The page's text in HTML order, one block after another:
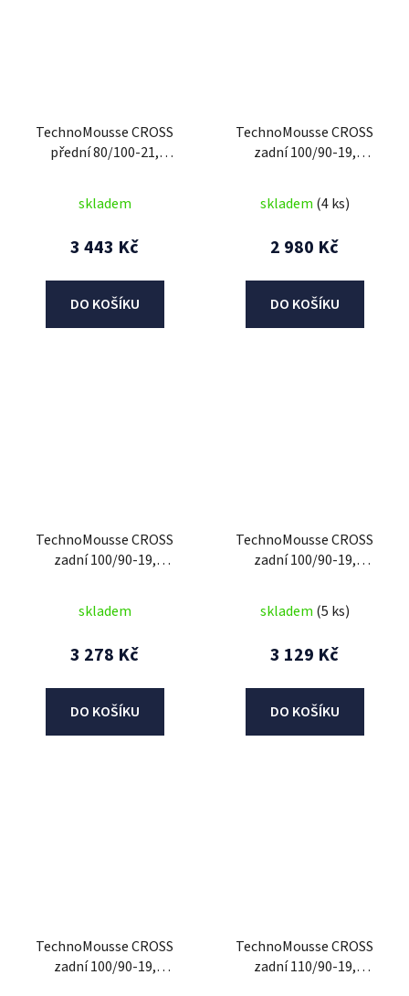
TechnoMousse CROSS
přední 80/100-21,
skladem
3 443 Kč
DO KOŠÍKU
TechnoMousse CROSS
zadní 100/90-19,
SERIES , standardní
směs)
skladem (4 ks)
2 980 Kč
DO KOŠÍKU
TechnoMousse CROSS
zadní 100/90-19,
směs)
skladem
3 278 Kč
DO KOŠÍKU
TechnoMousse CROSS
zadní 100/90-19,
SERIES , měkčí směs)
skladem (5 ks)
3 129 Kč
DO KOŠÍKU
TechnoMousse CROSS
zadní 100/90-19,
TechnoMousse CROSS
zadní 110/90-19,